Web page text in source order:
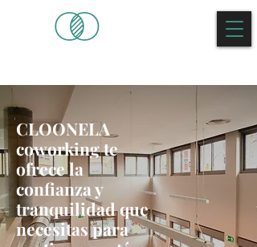
CLOONELA
coworking te
ofrece la
confianza y
tranquilidad que
necesitas para